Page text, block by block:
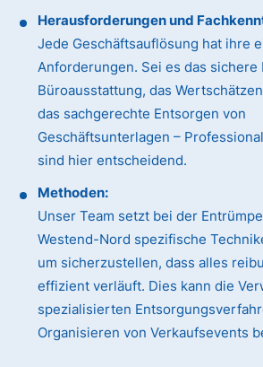
Herausforderungen und
Jede Geschäftsauflösung hat ihre
Anforderungen. Sei es das sichere
Büroausstattung, das
das sachgerechte Entsorgen von
Geschäftsunterlagen –
sind hier entscheidend.
Methoden:
Unser Team setzt bei der
Westend-Nord spezifische
um sicherzustellen, dass alles
effizient verläuft. Dies kann die
spezialisierten
Organisieren von Verkaufsevents